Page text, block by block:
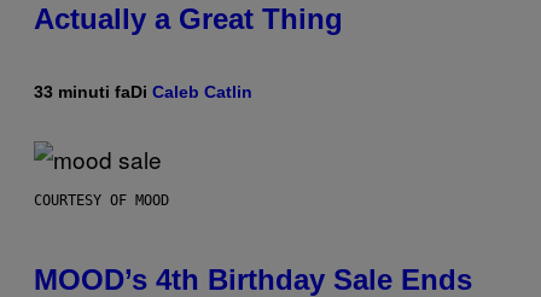
Actually a Great Thing
33 minuti faDi Caleb Catlin
COURTESY OF MOOD
MOOD’s 4th Birthday Sale Ends